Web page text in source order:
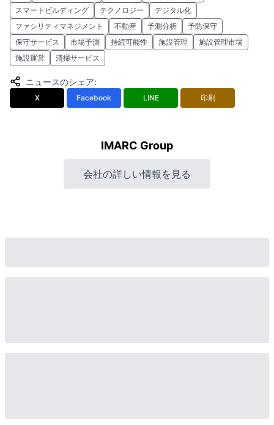
スマートビルディング
テクノロジー
デジタル化
ファシリティマネジメント
不動産 予測分析
予防保守
保守サービス
市場予測 持続可能性 施設管理
施設管理市場
施設運営
清掃サービス
ニュースのシェア:
X Facebook LINE 印刷
IMARC Group
会社の詳しい情報を見る